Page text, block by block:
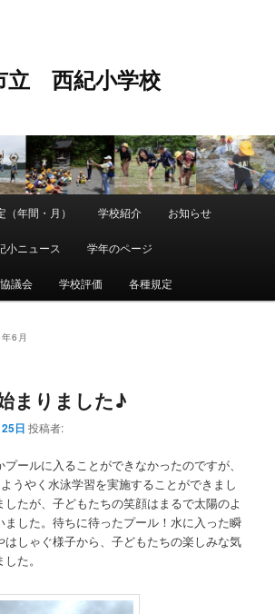
立 西紀小学校
（年間・月） 学校紹介 お知らせ
小ニュース 学年のページ
議会 学校評価 各種規定
6月
まりました♪
日 投稿者:
ールに入ることができなかったのですが、
うやく水泳学習を実施することができまし
したが、子どもたちの笑顔はまるで太陽のよ
ました。待ちに待ったプール！水に入った瞬
はしゃぐ様子から、子どもたちの楽しみな気
た。